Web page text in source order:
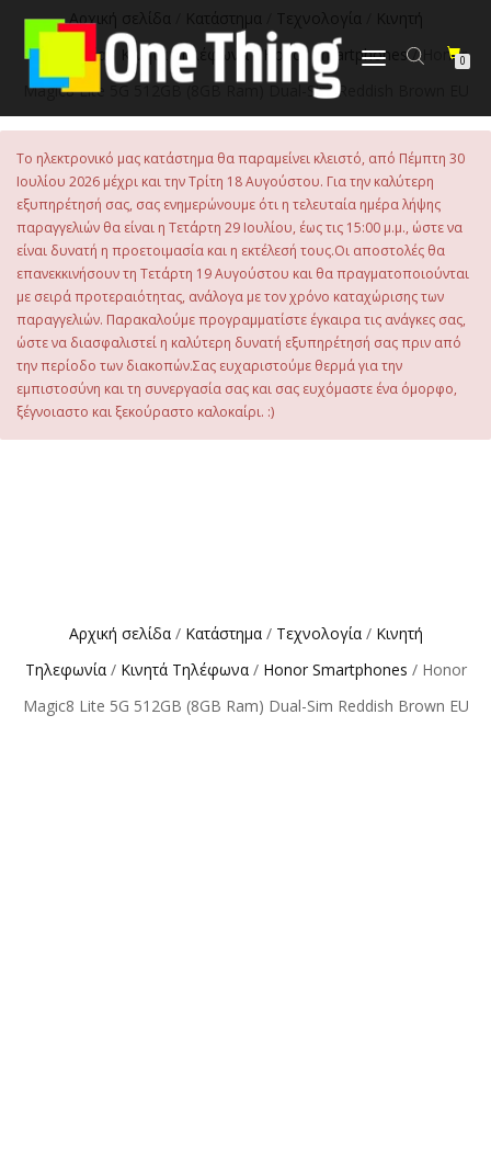
περιεχόμενο
Εναλλαγή
0
Αρχική σελίδα Κατάστημα Τεχνολογία
Κινητή
Τηλεφωνία/ Κινητά Τηλέφωνα/Honor Smartphones/ Honor
Magic8 Lite 5G 512GB (8GB Ram) Dual-Sim Reddish Brown EU
Το ηλεκτρονικό μας κατάστημα θα παραμείνει κλειστό, από Πέμπτη 30
Ιουλίου 2026 μέχρι και την Τρίτη 18 Αυγούστου. Για την καλύτερη
εξυπηρέτησή σας, σας ενημερώνουμε ότι η τελευταία ημέρα λήψης
παραγγελιών θα είναι η Τετάρτη 29 Ιουλίου, έως τις 15:00 μ.μ., ώστε να
είναι δυνατή η προετοιμασία και η εκτέλεσή τους.Οι αποστολές θα
επανεκκινήσουν τη Τετάρτη 19 Αυγούστου και θα πραγματοποιούνται
με σειρά προτεραιότητας, ανάλογα με τον χρόνο καταχώρισης των
παραγγελιών. Παρακαλούμε προγραμματίστε έγκαιρα τις ανάγκες σας,
ώστε να διασφαλιστεί η καλύτερη δυνατή εξυπηρέτησή σας πριν από
την περίοδο των διακοπών.Σας ευχαριστούμε θερμά για την
εμπιστοσύνη και τη συνεργασία σας και σας ευχόμαστε ένα όμορφο,
ξέγνοιαστο και ξεκούραστο καλοκαίρι. :)
Αρχική σελίδα/ Κατάστημα/ Τεχνολογία/ Κινητή
Τηλεφωνία/ Κινητά Τηλέφωνα/ Honor Smartphones / Honor
Magic8 Lite 5G 512GB (8GB Ram) Dual-Sim Reddish Brown EU